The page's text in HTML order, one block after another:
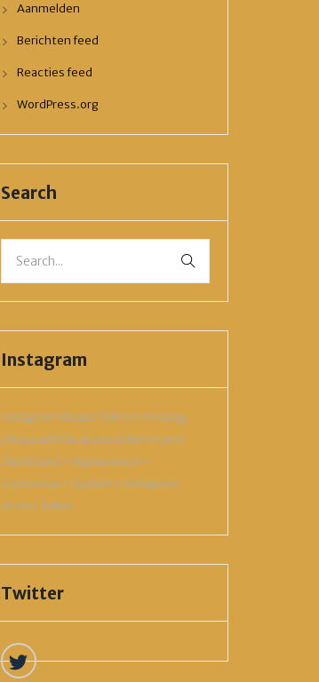
Aanmelden
Berichten feed
Reacties feed
WordPress.org
Search
Instagram
Instagram Access Token is missing,
please add the access token in your
Dashboard > Appearances >
Customize > System > Instagram
Access Token.
Twitter